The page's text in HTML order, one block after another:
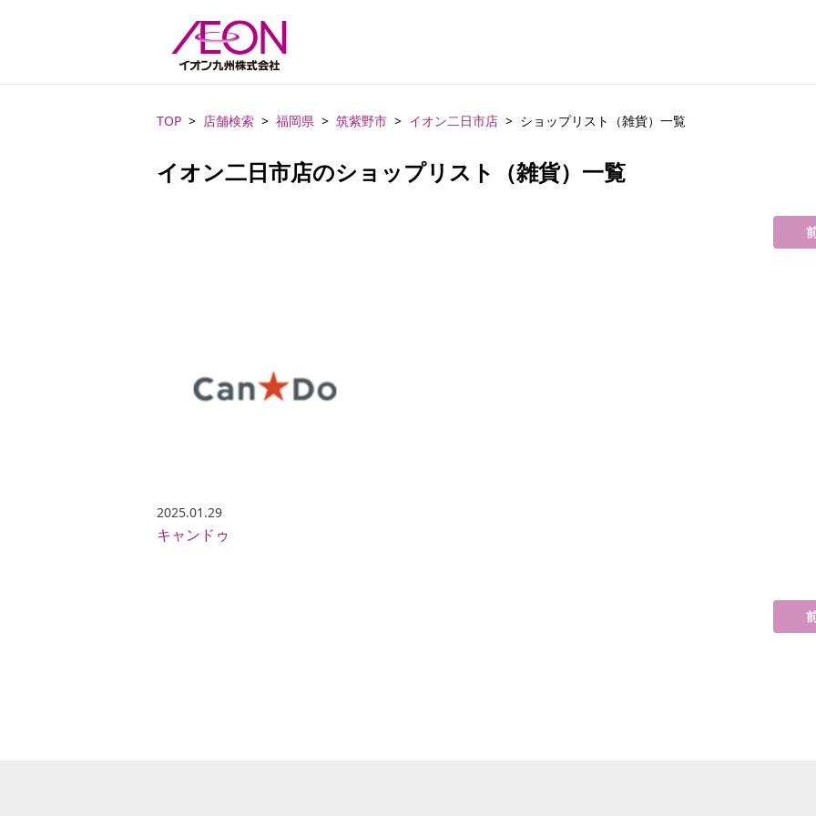
TOP 店舗検索 福岡県 筑紫野市 イオン二日市店 ショップリスト（雑貨）一覧
イオン二日市店のショップリスト（雑貨）一覧
2025.01.29
キャンドゥ